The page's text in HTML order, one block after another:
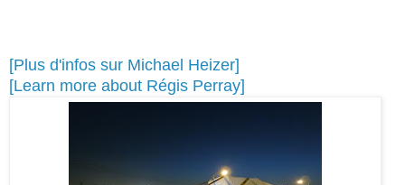
[Plus d'infos sur Michael Heizer]
[Learn more about Régis Perray]